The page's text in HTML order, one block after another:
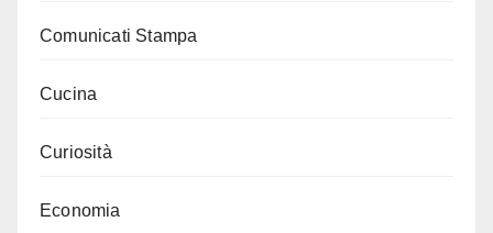
Comunicati Stampa
Cucina
Curiosità
Economia